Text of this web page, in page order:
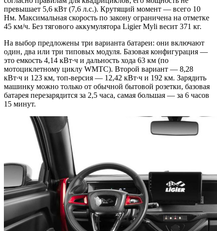
превышает 5,6 кВт (7,6 л.с.). Крутящий момент — всего 10
Нм. Максимальная скорость по закону ограничена на отметке
45 км/ч. Без тягового аккумулятора Ligier Myli весит 371 кг.
На выбор предложены три варианта батареи: они включают
один, два или три типовых модуля. Базовая конфигурация —
это емкость 4,14 кВт∙ч и дальность хода 63 км (по
мотоциклетному циклу WMTC). Второй вариант — 8,28
кВт∙ч и 123 км, топ-версия — 12,42 кВт∙ч и 192 км. Зарядить
машинку можно только от обычной бытовой розетки, базовая
батарея перезарядится за 2,5 часа, самая большая — за 6 часов
15 минут.